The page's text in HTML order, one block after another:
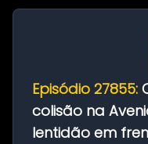
Episódio 27855:
colisão na
lentidão em